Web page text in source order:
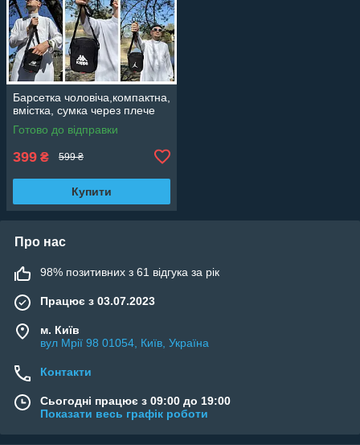
Барсетка чоловіча,компактна,
вмістка, сумка через плече
Готово до відправки
399 ₴ 599 ₴
Купити
Про нас
98% позитивних з 61 відгука за рік
Працює з 03.07.2023
м. Київ
вул Мрії 98 01054, Київ, Україна
Контакти
Сьогодні працює з 09:00 до 19:00
Показати весь графік роботи